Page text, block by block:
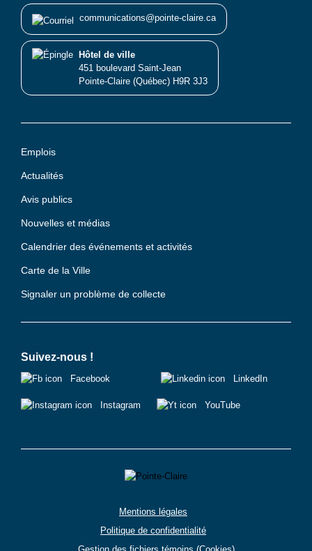
Emplois
Actualités
Avis publics
Nouvelles et médias
Calendrier des événements et activités
Carte de la Ville
Signaler un problème de collecte
communications@pointe-claire.ca
Hôtel de ville
451 boulevard Saint-Jean
Pointe-Claire (Québec) H9R 3J3
Suivez-nous !
Facebook
Instagram
LinkedIn
YouTube
Mentions légales
Politique de confidentialité